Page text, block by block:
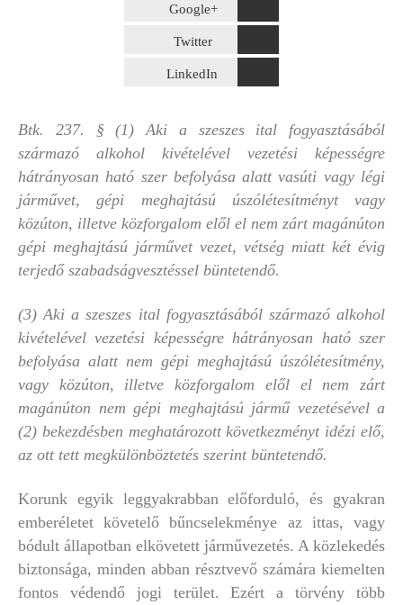
Google+
Twitter
LinkedIn
Btk. 237. § (1) Aki a szeszes ital fogyasztásából
származó alkohol kivételével vezetési képességre
hátrányosan ható szer befolyása alatt vasúti vagy légi
járművet, gépi meghajtású úszólétesítményt vagy
közúton, illetve közforgalom elől el nem zárt magánúton
gépi meghajtású járművet vezet, vétség miatt két évig
terjedő szabadságvesztéssel büntetendő.
(3) Aki a szeszes ital fogyasztásából származó alkohol
kivételével vezetési képességre hátrányosan ható szer
befolyása alatt nem gépi meghajtású úszólétesítmény,
vagy közúton, illetve közforgalom elől el nem zárt
magánúton nem gépi meghajtású jármű vezetésével a
(2) bekezdésben meghatározott következményt idézi elő,
az ott tett megkülönböztetés szerint büntetendő.
Korunk egyik leggyakrabban előforduló, és gyakran
emberéletet követelő bűncselekménye az ittas, vagy
bódult állapotban elkövetett járművezetés. A közlekedés
biztonsága, minden abban résztvevő számára kiemelten
fontos védendő jogi terület. Ezért a törvény több